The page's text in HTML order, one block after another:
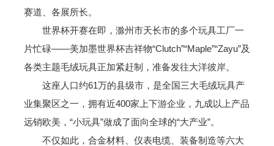
赛道、各展所长。
世界杯开赛在即，滁州市天长市的多个玩具工厂一
片忙碌——美加墨世界杯吉祥物“Clutch”“Maple”“Zayu”及
各类主题毛绒玩具正加紧赶制，准备发往大洋彼岸。
这座人口约61万的县级市，是全国三大毛绒玩具产
业集聚区之一，拥有近400家上下游企业，九成以上产品
远销欧美，“小玩具”做成了面向全球的“大产业”。
不仅如此，合金材料、仪表电缆、装备制造等六大